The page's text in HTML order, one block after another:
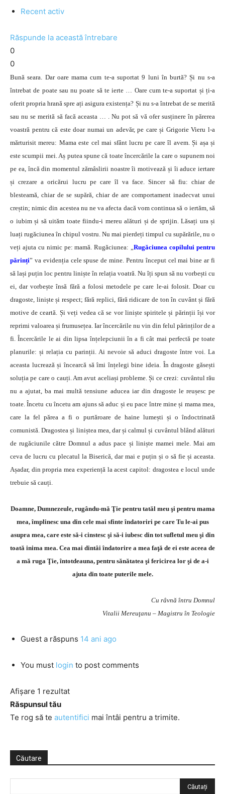
Recent activ
Răspunde la această întrebare
0
0
Bună seara. Dar oare mama cum te-a suportat 9 luni în burtă? Și nu s-a
întrebat de poate sau nu poate să te ierte … Oare cum te-a suportat și ți-a
oferit propria hrană spre ați asigura existența? Și nu s-a întrebat de se merită
sau nu se merită să facă aceasta … . Nu pot să vă ofer susținere în părerea
voastră pentru că este doar numai un adevăr, pe care și Grigorie Vieru l-a
mărturisit mereu: Mama este cel mai sfânt lucru pe care îl avem. Și așa și
este scumpii mei. Aș putea spune că toate încercările la care o supunem noi
pe ea, încă din momentul zămâslirii noastre îi motivează și îi aduce iertare
și crezare a oricărui lucru pe care îl va face. Sincer să fiu: chiar de
blesteamă, chiar de se supără, chiar de are comportament inadecvat unui
creștin; nimic din acestea nu ne va afecta dacă vom continua să o iertăm, să
o iubim și să uităm toate fiindu-i mereu alături și de sprijin. Lăsați ura și
luați rugăciunea în chipul vostru. Nu mai pierdeți timpul cu supărările, nu o
veți ajuta cu nimic pe: mamă. Rugăciunea: „Rugăciunea copilului pentru
părinți” va evidenția cele spuse de mine. Pentru început cel mai bine ar fi
să lași puțin loc pentru liniște în relația voatră. Nu îți spun să nu vorbești cu
ei, dar vorbește însă fără a folosi metodele pe care le-ai folosit. Doar cu
dragoste, liniște și respect; fără replici, fără ridicare de ton în cuvânt și fără
motive de ceartă. Și veți vedea că se vor liniște spiritele și părinții își vor
reprimi valoarea și frumusețea. Iar încercările nu vin din felul părinților de a
fi. Încercările le ai din lipsa înțelepciunii în a fi cât mai perfectă pe toate
planurile: și relația cu parinții. Ai nevoie să aduci dragoste între voi. La
aceasta lucrează și încearcă să îmi înțelegi bine ideia. În dragoste găsești
soluția pe care o cauți. Am avut aceliași probleme. Și ce crezi: cuvântul rău
nu a ajutat, ba mai multă tensiune aducea iar din dragoste le reușesc pe
toate. Încetu cu încetu am ajuns să aduc și eu pace între mine și mama mea,
care la fel părea a fi o purtăroare de haine lumești și o îndoctrinată
comunistă. Dragostea și liniștea mea, dar și calmul și cuvântul blând alături
de rugăciunile către Domnul a adus pace și liniște mamei mele. Mai am
ceva de lucru cu plecatul la Biserică, dar mai e puțin și o să fie și aceasta.
Așadar, din propria mea experiență la acest capitol: dragostea e locul unde
trebuie să cauți.
Doamne, Dumnezeule, rugându-mă Ţie pentru tatăl meu şi pentru mama
mea, împlinesc una din cele mai sfinte îndatoriri pe care Tu le-ai pus
asupra mea, care este să-i cinstesc şi să-i iubesc din tot sufletul meu şi din
toată inima mea. Cea mai dintâi îndatorire a mea faţă de ei este aceea de
a mă ruga Ţie, întotdeauna, pentru sănătatea şi fericirea lor şi de a-i
ajuta din toate puterile mele.
Cu râvnă întru Domnul
Vitalii Mereuţanu – Magistru în Teologie
Guest a răspuns 14 ani ago
You must login to post comments
Afișare 1 rezultat
Răspunsul tău
Te rog să te autentifici mai întâi pentru a trimite.
Căutare